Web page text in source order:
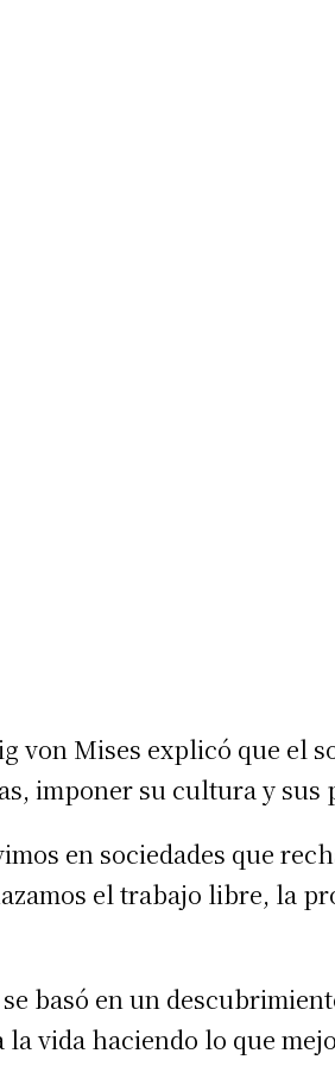
von Mises explicó que el
imponer su cultura y sus
en sociedades que
el trabajo libre, la
basó en un
vida haciendo lo que